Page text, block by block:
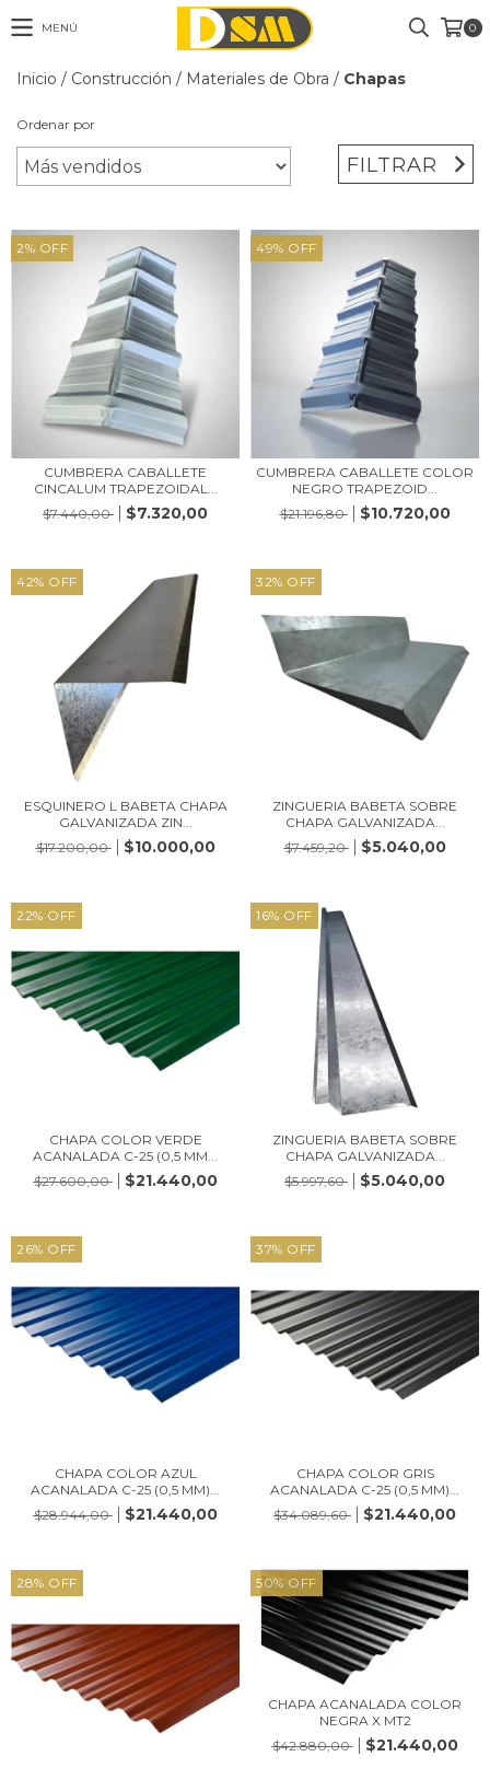
MENÚ 0
Inicio / Construcción / Materiales de Obra / Chapas
Ordenar por
FILTRAR
2% OFF
CUMBRERA CABALLETE
CINCALUM TRAPEZOIDAL...
$7.440,00
$7.320,00
49% OFF
CUMBRERA CABALLETE COLOR
NEGRO TRAPEZOID...
$21.196,80
$10.720,00
42% OFF
ESQUINERO L BABETA CHAPA
GALVANIZADA ZIN...
$17.200,00
$10.000,00
32% OFF
ZINGUERIA BABETA SOBRE
CHAPA GALVANIZADA...
$7.459,20
$5.040,00
22% OFF
CHAPA COLOR VERDE
ACANALADA C-25 (0,5 MM...
$27.600,00
$21.440,00
16% OFF
ZINGUERIA BABETA SOBRE
CHAPA GALVANIZADA...
$5.997,60
$5.040,00
26% OFF
CHAPA COLOR AZUL
ACANALADA C-25 (0,5 MM)...
$28.944,00
$21.440,00
37% OFF
CHAPA COLOR GRIS
ACANALADA C-25 (0,5 MM)...
$34.089,60
$21.440,00
28% OFF 50% OFF
CHAPA ACANALADA COLOR
NEGRA X MT2
$42.880,00
$21.440,00